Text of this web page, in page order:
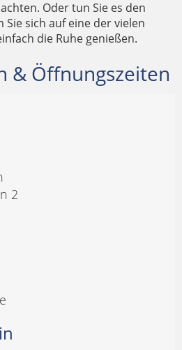
Oder tun Sie es den
sich auf eine der vielen
die Ruhe genießen.
& Öffnungszeiten
2